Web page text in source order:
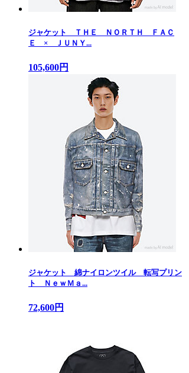
ジャケット ＴＨＥ ＮＯＲＴＨ ＦＡＣ
Ｅ × ＪＵＮＹ...
105,600円
ジャケット 綿ナイロンツイル 転写プリン
ト ＮｅｗＭａ...
72,600円